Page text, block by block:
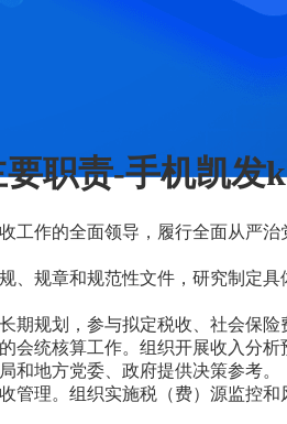
职责-手机凯发
工作的全面领导，履行全面从严
、规章和规范性文件，研究制定
期规划，参与拟定税收、社会保
会统核算工作。组织开展收入分析
和地方党委、政府提供决策参考。
管理。组织实施税（费）源监控